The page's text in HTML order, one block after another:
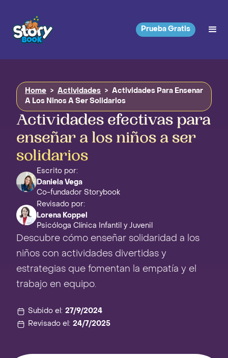
Prueba Gratis
Home > Actividades >
Actividades Para Ensenar
A Los Ninos A Ser Solidarios
Actividades efectivas para
enseñar a los niños a ser
solidarios
Escrito por:
Daniela Vega
Co-fundador Storybook
Revisado por:
Lorena Koppel
Psicóloga Clínica Infantil y Juvenil
Descubre cómo enseñar solidaridad a los
niños con actividades divertidas y
estrategias que fomentan la empatía y el
trabajo en equipo.
Subido el: 27/9/2024
Revisado el: 24/7/2025